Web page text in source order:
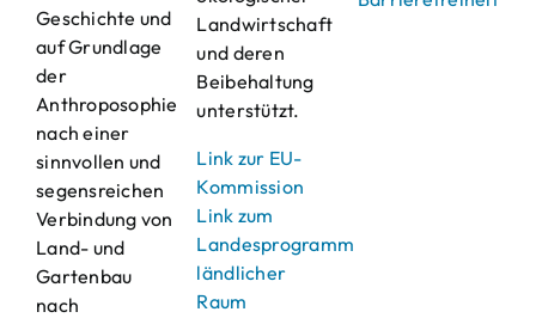
Geschichte und
auf Grundlage
der
Anthroposophie
nach einer
sinnvollen und
segensreichen
Verbindung von
Land- und
Gartenbau
nach
Landwirtschaft
und deren
Beibehaltung
unterstützt.
Link zur EU-
Kommission
Link zum
Landesprogramm
ländlicher
Raum